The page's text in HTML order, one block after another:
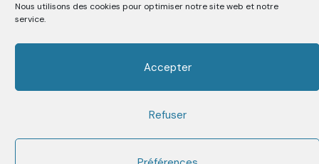
Nous utilisons des cookies pour optimiser notre site web et notre
service.
Accepter
Refuser
ON A TESTÉ LE TACOS LE MOINS
CHER DE MADRID
Premier Media sur la Street Food depuis 2006
Facebook
Twitter Instagram Youtube Mail